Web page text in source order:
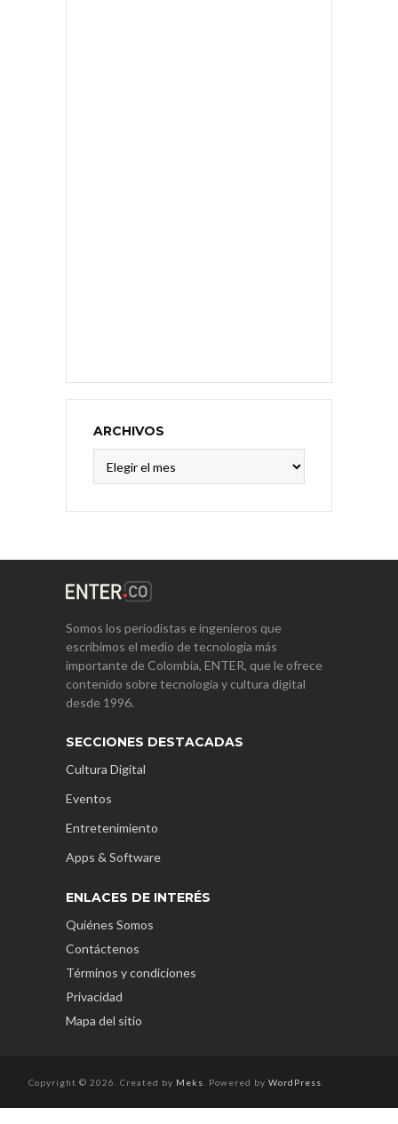
ARCHIVOS
Somos los periodistas e ingenieros que
escribimos el medio de tecnología más
importante de Colombia, ENTER, que le ofrece
contenido sobre tecnología y cultura digital
desde 1996.
SECCIONES DESTACADAS
Cultura Digital
Eventos
Entretenimiento
Apps & Software
ENLACES DE INTERÉS
Quiénes Somos
Contáctenos
Términos y condiciones
Privacidad
Mapa del sitio
Copyright © 2026. Created by Meks . Powered by WordPress